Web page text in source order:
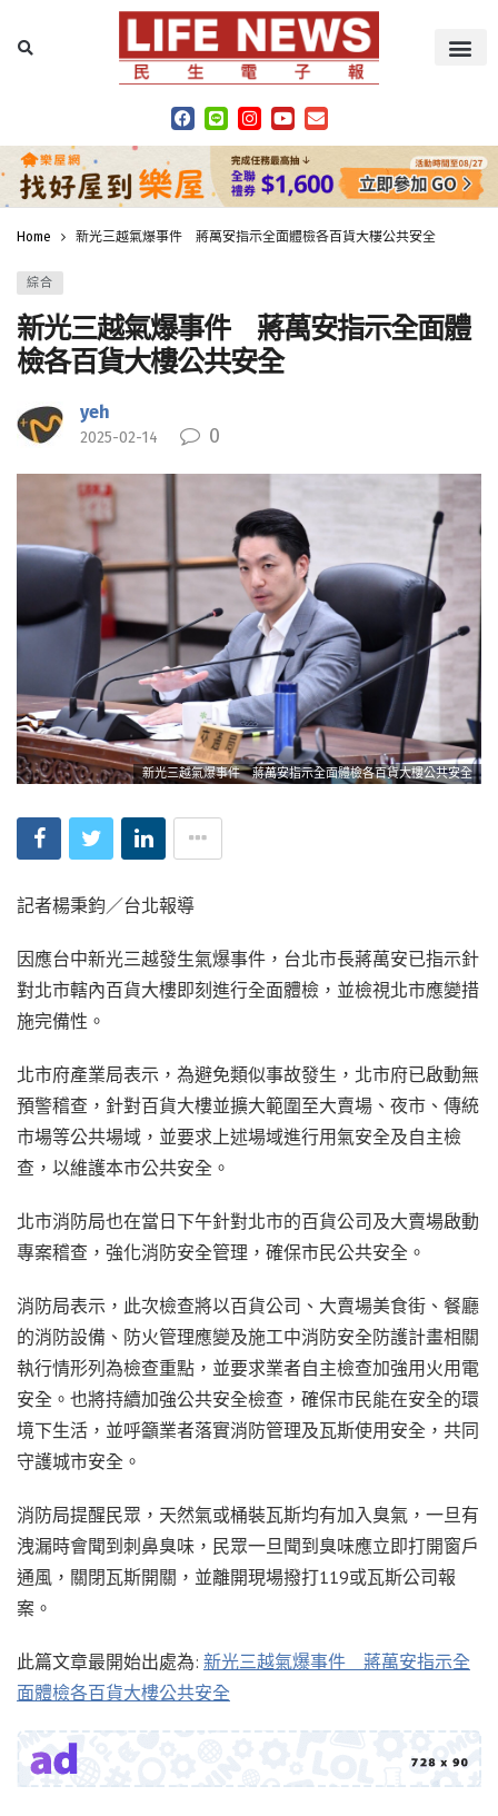
Home 新光三越氣爆事件 蔣萬安指示全面體檢各百貨大樓公共安全
綜合
新光三越氣爆事件 蔣萬安指示全面體
檢各百貨大樓公共安全
yeh
2025-02-14 0
新光三越氣爆事件 蔣萬安指示全面體檢各百貨大樓公共安全
記者楊秉鈞／台北報導
因應台中新光三越發生氣爆事件，台北市長蔣萬安已指示針
對北市轄內百貨大樓即刻進行全面體檢，並檢視北市應變措
施完備性。
北市府產業局表示，為避免類似事故發生，北市府已啟動無
預警稽查，針對百貨大樓並擴大範圍至大賣場、夜市、傳統
市場等公共場域，並要求上述場域進行用氣安全及自主檢
查，以維護本市公共安全。
北市消防局也在當日下午針對北市的百貨公司及大賣場啟動
專案稽查，強化消防安全管理，確保市民公共安全。
消防局表示，此次檢查將以百貨公司、大賣場美食街、餐廳
的消防設備、防火管理應變及施工中消防安全防護計畫相關
執行情形列為檢查重點，並要求業者自主檢查加強用火用電
安全。也將持續加強公共安全檢查，確保市民能在安全的環
境下生活，並呼籲業者落實消防管理及瓦斯使用安全，共同
守護城市安全。
消防局提醒民眾，天然氣或桶裝瓦斯均有加入臭氣，一旦有
洩漏時會聞到刺鼻臭味，民眾一旦聞到臭味應立即打開窗戶
通風，關閉瓦斯開關，並離開現場撥打119或瓦斯公司報
案。
此篇文章最開始出處為: 新光三越氣爆事件 蔣萬安指示全
面體檢各百貨大樓公共安全